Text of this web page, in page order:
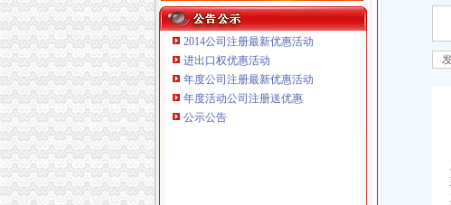
本站导航
2014公司注册最新优惠活动
进出口权优惠活动
年度公司注册最新优惠活动
年度活动公司注册送优惠
公示公告
重庆鸽牌电线电缆有限公司 渝北10010万 (进出口权)